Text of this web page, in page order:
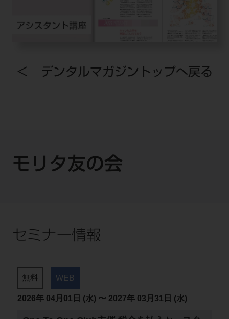
＜ デンタルマガジントップへ戻る
モリタ友の会
セミナー情報